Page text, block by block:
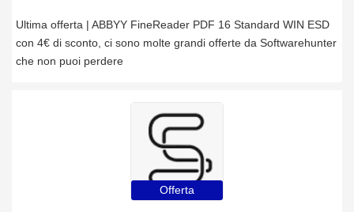
Ultima offerta | ABBYY FineReader PDF 16 Standard WIN ESD
con 4€ di sconto, ci sono molte grandi offerte da Softwarehunter
che non puoi perdere
Offerta